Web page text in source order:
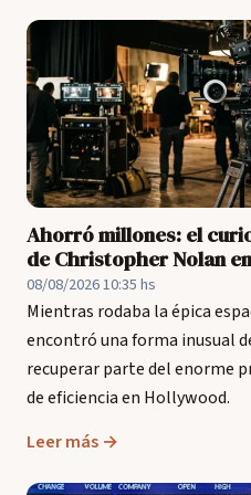
Ahorró millones: el
de Christopher Nolan
08/08/2026 10:35 hs
Mientras rodaba la épica
encontró una forma inusual
recuperar parte del enorme
de eficiencia en Hollywood.
Leer más →